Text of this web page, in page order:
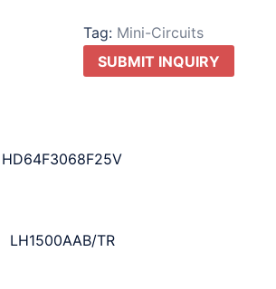
Tag: Mini-Circuits
SUBMIT INQUIRY
HD64F3068F25V
LH1500AAB/TR